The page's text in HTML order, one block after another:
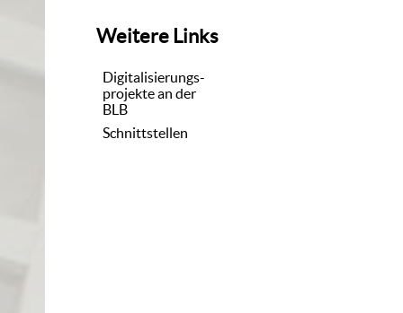
Weitere Links
Digitalisierungs-
projekte an der
BLB
Schnittstellen